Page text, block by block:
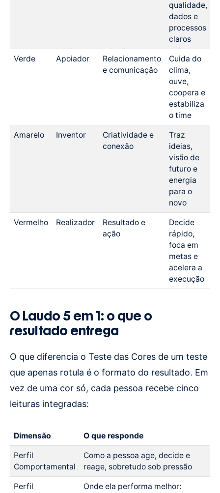
qualidade,
dados e
processos
claros
Verde Apoiador
Relacionamento
e comunicação
Cuida do
clima,
ouve,
coopera e
estabiliza
o time
Amarelo Inventor
Criatividade e
conexão
Traz
ideias,
visão de
futuro e
energia
para o
novo
Vermelho Realizador
Resultado e
ação
Decide
rápido,
foca em
metas e
acelera a
execução
O Laudo 5 em 1: o que o
resultado entrega
O que diferencia o Teste das Cores de um teste
que apenas rotula é o formato do resultado. Em
vez de uma cor só, cada pessoa recebe cinco
leituras integradas:
Dimensão O que responde
Perfil
Comportamental
Como a pessoa age, decide e
reage, sobretudo sob pressão
Perfil
Onde ela performa melhor: